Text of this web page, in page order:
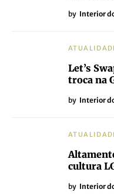
by Interior
Let’s
troca na
by Interior
cultura
by Interior